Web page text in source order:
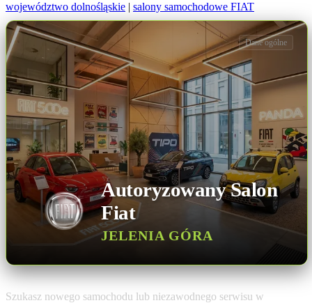
województwo dolnośląskie | salony samochodowe FIAT
Autoryzowany Salon
Fiat
JELENIA GÓRA
Dane ogólne
Szukasz nowego samochodu lub niezawodnego serwisu w